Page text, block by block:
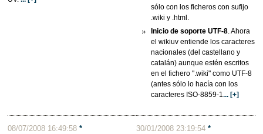
sólo con los ficheros con sufijo
.wiki y .html.
Inicio de soporte UTF-8. Ahora
el wikiuv entiende los caracteres
nacionales (del castellano y
catalán) aunque estén escritos
en el fichero ".wiki" como UTF-8
(antes sólo lo hacía con los
caracteres ISO-8859-1... [+]
08/07/2008 16:49:58 *
30/01/2008 23:19:54*